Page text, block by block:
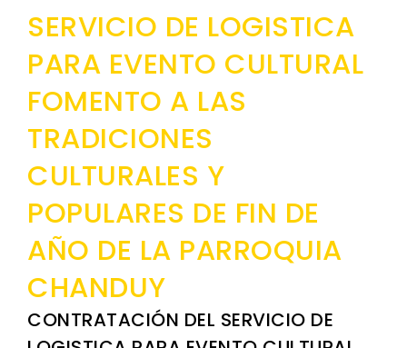
Clima
Fauna y Flora Parroquia Chanduy
PRESIDENTES Y SU GESTIÓN
JOSE GARCÍA JAIME
EFRAÍN REYES PIZARRO
MANUELA DE JESÚS TORRES ASENCIO
ANA RITA VILLÓN RAMÍREZ
JUANITO HERNAN APOLINARIO ALFONSO
Convocatorias
GESTIÓN ADMINISTRATIVA
Plan de desarrollo y Ordenamiento Territorial -
Plan Anual Contratación - PAC
Convenios Institucionales
PRESUPUESTO: EJECUCIÓN Y REPORTES
Cédulas presupuestarias y balances
Procesos de contratación
Ejecución Presupuestaria
Cabildo Popular
Consejo de Planificación Local
Audiencias públicas
Consejo Consultivo
Otras entidades
SERVICIO DE LOGISTICA
PARA EVENTO CULTURAL
FOMENTO A LAS
TRADICIONES
CULTURALES Y
POPULARES DE FIN DE
AÑO DE LA PARROQUIA
CHANDUY
CONTRATACIÓN DEL SERVICIO DE